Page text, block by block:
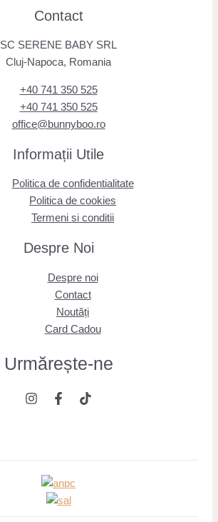
Contact
SC SERENE BABY SRL
Cluj-Napoca, Romania
+40 741 350 525
+40 741 350 525
office@bunnyboo.ro
Informații Utile
Politica de confidentialitate
Politica de cookies
Termeni si conditii
Despre Noi
Despre noi
Contact
Noutăți
Card Cadou
Urmărește-ne